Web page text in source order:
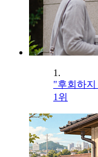
1.
"후회하
1위